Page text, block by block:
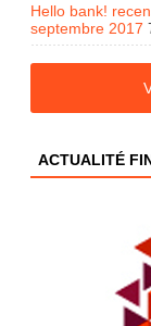
Hello bank!
septembre 2017
ACTUALITÉ